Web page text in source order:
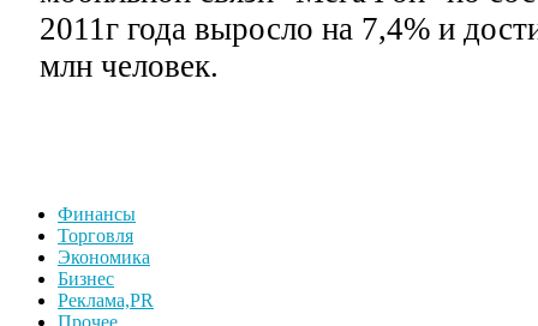
2011г года выросло на 7,4% и
млн человек.
Финансы
Торговля
Экономика
Бизнес
Реклама,PR
Прочее